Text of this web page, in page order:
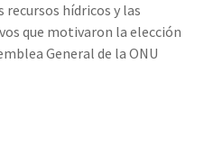
hídricos y las
que motivaron la elección
General de la ONU